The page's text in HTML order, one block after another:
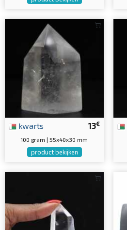
13€
kwarts
100 gram | 55x40x30 mm
product bekijken